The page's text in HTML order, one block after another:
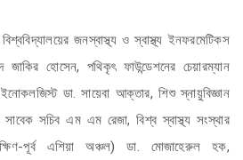
জনস্বাস্থ্য ও স্বাস্থ্য ইনফরমেটিকস
জাকির হোসেন, পথিকৃৎ ফাউন্ডেশনের চেয়ারম্যান
ডা. সায়েবা আক্তার, শিশু স্নায়ুবিজ্ঞান
সাবেক সচিব এম এম রেজা, বিশ্ব স্বাস্থ্য সংস্থার
পূর্ব এশিয়া অঞ্চল) ডা. মোজাহেরুল হক,